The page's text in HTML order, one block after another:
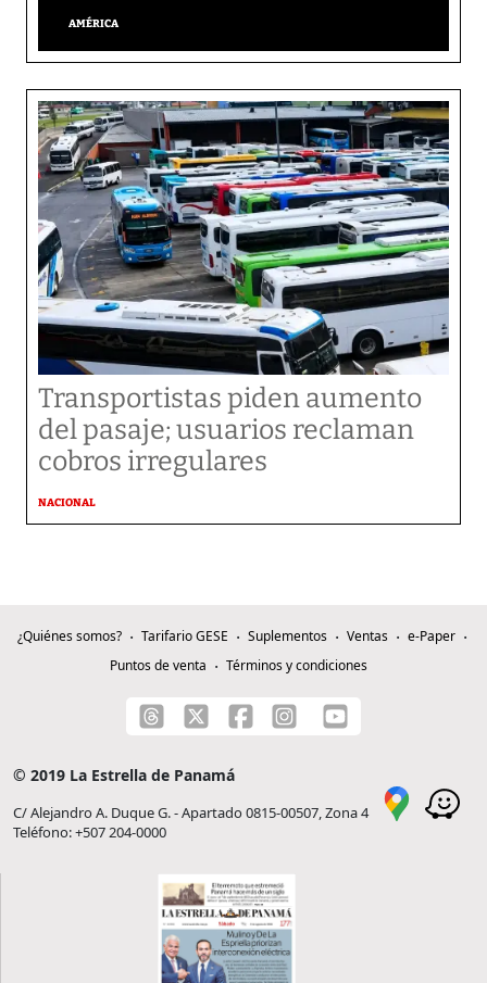
AMÉRICA
Transportistas piden aumento
del pasaje; usuarios reclaman
cobros irregulares
NACIONAL
¿Quiénes somos? Tarifario GESE Suplementos Ventas
e-Paper
Puntos de venta
Términos y condiciones
© 2019 La Estrella de Panamá
C/ Alejandro A. Duque G. - Apartado 0815-00507, Zona 4
Teléfono: +507 204-0000